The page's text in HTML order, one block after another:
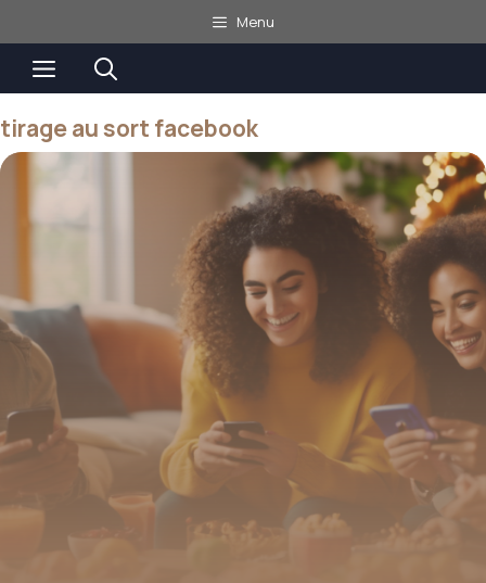
au
contenu
Menu
Menu
tirage au sort facebook